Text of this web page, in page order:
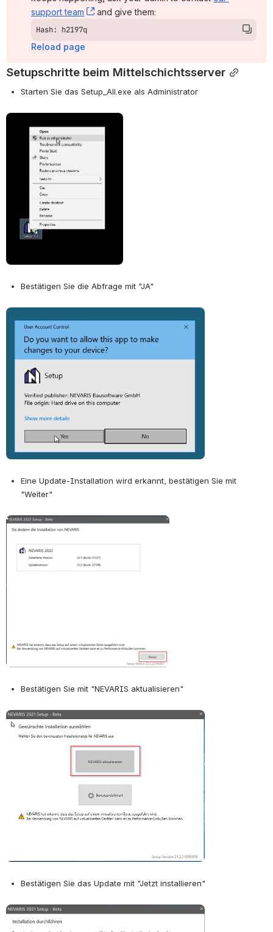
support team
, (opens new window)
and give them:
Hash: h2197q
Reload page
Setupschritte beim Mittelschichtsserver
Starten Sie das Setup_All.exe als Administrator
Bestätigen Sie die Abfrage mit "JA"
Eine Update-Installation wird erkannt, bestätigen Sie mit
"Weiter"
Open
Bestätigen Sie mit "NEVARIS aktualisieren"
Open
Bestätigen Sie das Update mit "Jetzt installieren"
Open